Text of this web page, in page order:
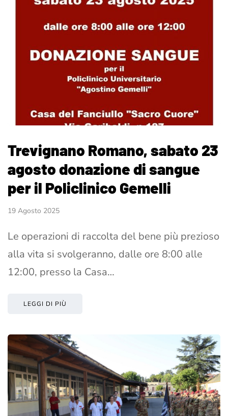
Trevignano Romano, sabato 23
agosto donazione di sangue
per il Policlinico Gemelli
19 Agosto 2025
Le operazioni di raccolta del bene più prezioso
alla vita si svolgeranno, dalle ore 8:00 alle
12:00, presso la Casa…
LEGGI DI PIÙ